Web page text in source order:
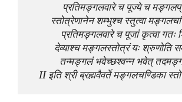
प्रतिमङ्गलवारे च पूज्ये च
स्तोत्रेणानेन शम्भुश्च स्तुत्वा
प्रतिमङ्गलवारे च पूजां कृत्वा गतः
देव्याश्च मङ्गलस्तोत्रं यः श्रुणोति
तन्मङ्गलं भवेच्छश्वन्न भवेत्
II इति श्री ब्रह्मवैवर्ते मङ्गलचण्डिका